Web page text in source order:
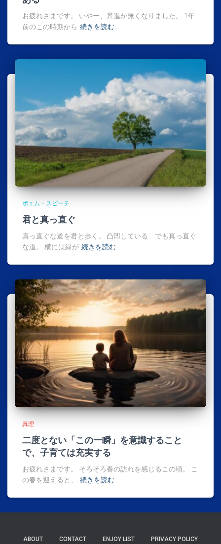
お疲れさまです。 いやー、昇進が無くなりました。 1年
前のこの時期から 続きを読む…
ポエム・スピーチ
君と真っ直ぐ
真っ直ぐな道を君と歩く。 凸凹している でも真っ直ぐ
な道。 横には緑が 続きを読む…
真理
二度とない「この一瞬」を意識すること
で、子育ては充実する
お疲れさまです。 そろそろ春の訪れを感じるこの頃。 こ
の春を迎えると、
続きを読む…
ABOUT CONTACT ENJOY LIST PRIVACY POLICY